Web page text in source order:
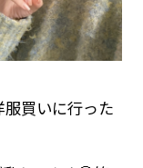
服買いに行った